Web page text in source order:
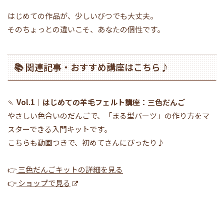
はじめての作品が、少しいびつでも大丈夫。
そのちょっとの違いこそ、あなたの個性です。
📚 関連記事・おすすめ講座はこちら♪
🍡 Vol.1｜はじめての羊毛フェルト講座：三色だんご
やさしい色合いのだんごで、「まる型パーツ」の作り方をマ
スターできる入門キットです。
こちらも動画つきで、初めてさんにぴったり♪
👉三色だんごキットの詳細を見る
👉ショップで見る